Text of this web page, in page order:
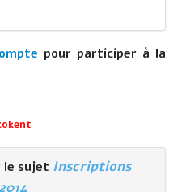
pour participer à la
sujet Inscriptions